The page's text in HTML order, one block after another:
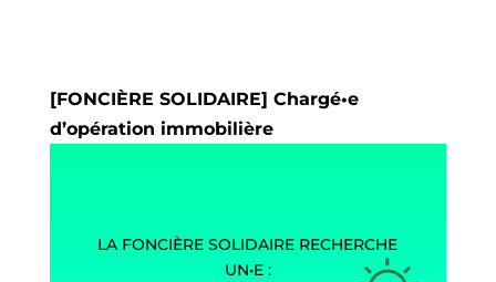
[FONCIÈRE SOLIDAIRE] Chargé•e
d’opération immobilière
LA FONCIÈRE SOLIDAIRE RECHERCHE
UN•E :